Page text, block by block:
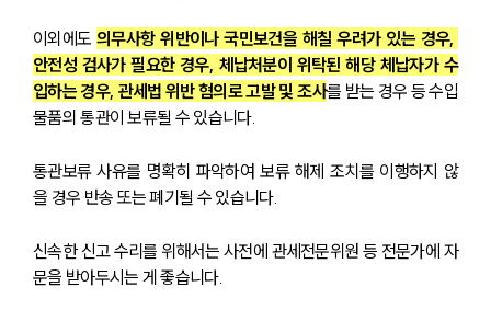
이외에도 의무사항 위반이나 국민보건을 해칠 우려가 있는 경우,
안전성 검사가 필요한 경우, 체납처분이 위탁된 해당 체납자가 수
입하는 경우, 관세법 위반 혐의로 고발 및 조사를 받는 경우 등 수입
물품의 통관이 보류될 수 있습니다.
통관보류 사유를 명확히 파악하여 보류 해제 조치를 이행하지 않
을 경우 반송 또는 폐기될 수 있습니다.
신속한 신고 수리를 위해서는 사전에 관세전문위원 등 전문가에 자
문을 받아두시는 게 좋습니다.